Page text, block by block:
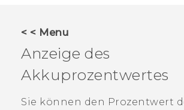
VIVERSE
UNTERSTÜTZUNG
< < Menu
Anzeige des
Akkuprozentwertes
Sie können den Prozentwert